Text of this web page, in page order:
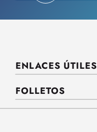
ENLACES ÚTILES
FOLLETOS